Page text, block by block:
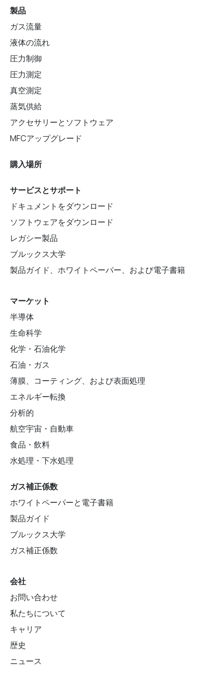
製品
ガス流量
液体の流れ
圧力制御
圧力測定
真空測定
蒸気供給
アクセサリーとソフトウェア
MFCアップグレード
購入場所
サービスとサポート
ドキュメントをダウンロード
ソフトウェアをダウンロード
レガシー製品
ブルックス大学
製品ガイド、ホワイトペーパー、および電子書籍
マーケット
半導体
生命科学
化学・石油化学
石油・ガス
薄膜、コーティング、および表面処理
エネルギー転換
分析的
航空宇宙・自動車
食品・飲料
水処理・下水処理
ガス補正係数
ホワイトペーパーと電子書籍
製品ガイド
ブルックス大学
ガス補正係数
会社
お問い合わせ
私たちについて
キャリア
歴史
ニュース